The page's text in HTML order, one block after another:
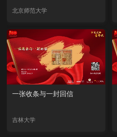
北京师范大学
一张收条与一封回信
吉林大学